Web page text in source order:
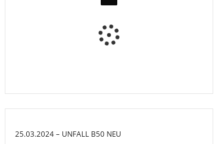
25.03.2024 – UNFALL B50 NEU